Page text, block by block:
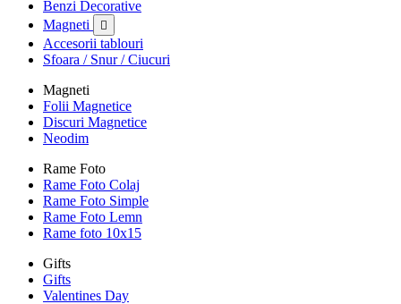
Benzi Decorative
Magneti

Accesorii tablouri
Sfoara / Snur / Ciucuri
Magneti
Folii Magnetice
Discuri Magnetice
Neodim
Rame Foto
Rame Foto Colaj
Rame Foto Simple
Rame Foto Lemn
Rame foto 10x15
Gifts
Gifts
Valentines Day